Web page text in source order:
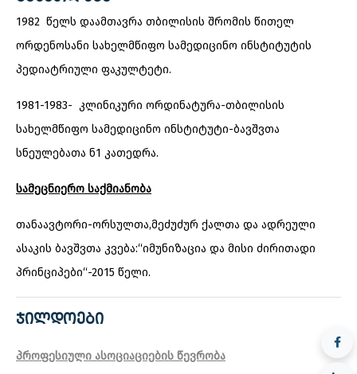
1982 წელს დაამთავრა თბილისის შრომის წითელ
ორდენოსანი სახელმწიფო სამედიცინო ინსტიტუტის
პედიატრიული ფაკულტეტი.
1981-1983- კლინიკური ორდინატურა-თბილისის
სახელმწიფო სამედიცინო ინსტიტუტი-ბავშვთა
სნეულებათა ნ1 კათედრა.
სამეცნიერო საქმიანობა
თანაავტორი-ორსულთა,მეძუძურ ქალთა და ადრეული
ასაკის ბავშვთა კვება:“იმუნიზაცია და მისი ძირითადი
პრინციპები“-2015 წელი.
ᲯᲘᲚᲓᲝᲔᲑᲘ
პროფესიული ასოციაციების წევრობა